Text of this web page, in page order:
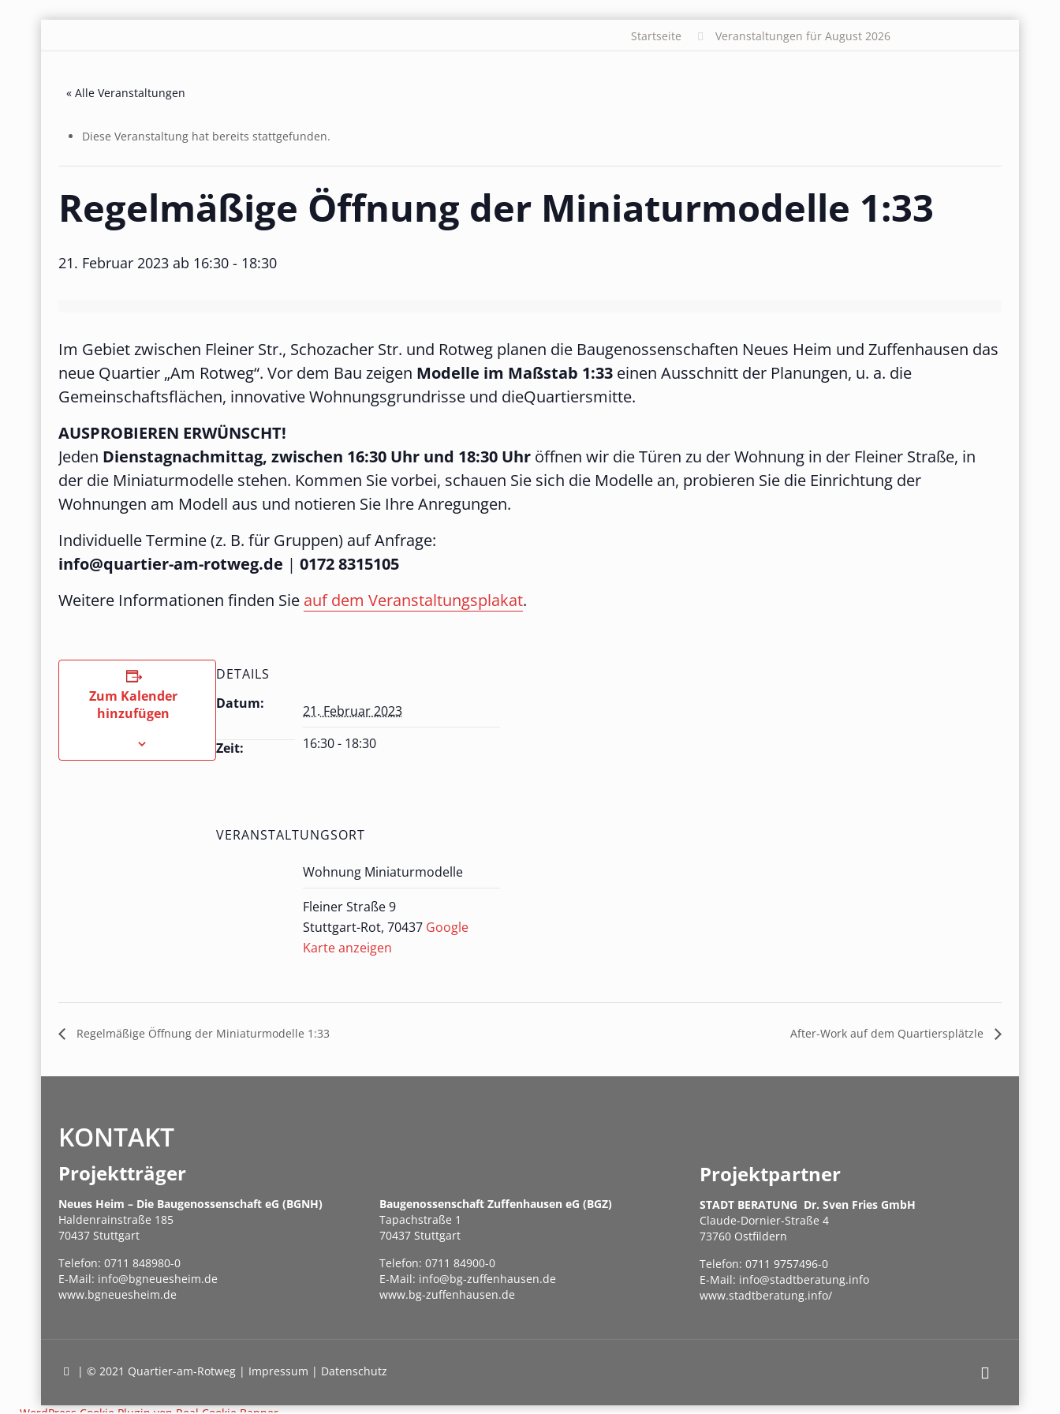
Startseite Veranstaltungen für August 2026
« Alle Veranstaltungen
Diese Veranstaltung hat bereits stattgefunden.
Regelmäßige Öffnung der Miniaturmodelle 1:33
21. Februar 2023 ab 16:30 - 18:30
Im Gebiet zwischen Fleiner Str., Schozacher Str. und Rotweg planen die Baugenossenschaften Neues Heim und Zuffenhausen das
neue Quartier „Am Rotweg“. Vor dem Bau zeigen Modelle im Maßstab 1:33 einen Ausschnitt der Planungen, u. a. die
Gemeinschaftsflächen, innovative Wohnungsgrundrisse und dieQuartiersmitte.
AUSPROBIEREN ERWÜNSCHT!
Jeden Dienstagnachmittag, zwischen 16:30 Uhr und 18:30 Uhr öffnen wir die Türen zu der Wohnung in der Fleiner Straße, in
der die Miniaturmodelle stehen. Kommen Sie vorbei, schauen Sie sich die Modelle an, probieren Sie die Einrichtung der
Wohnungen am Modell aus und notieren Sie Ihre Anregungen.
Individuelle Termine (z. B. für Gruppen) auf Anfrage:
info@quartier-am-rotweg.de |0172 8315105
Weitere Informationen finden Sie auf dem Veranstaltungsplakat.
Zum Kalender
hinzufügen
DETAILS
Datum:
21. Februar 2023
Zeit: 16:30 - 18:30
VERANSTALTUNGSORT
Wohnung Miniaturmodelle
Fleiner Straße 9
Stuttgart-Rot, 70437 Google
Karte anzeigen
Regelmäßige Öffnung der Miniaturmodelle 1:33 After-Work auf dem Quartiersplätzle
KONTAKT
Projektträger
Neues Heim – Die Baugenossenschaft eG (BGNH)
Haldenrainstraße 185
70437 Stuttgart
Telefon:0711 848980-0
E-Mail: info@bgneuesheim.de
www.bgneuesheim.de
Baugenossenschaft Zuffenhausen eG (BGZ)
Tapachstraße 1
70437 Stuttgart
Telefon: 0711 84900-0
E-Mail: info@bg-zuffenhausen.de
www.bg-zuffenhausen.de
Projektpartner
STADT BERATUNG Dr. Sven Fries GmbH
Claude-Dornier-Straße 4
73760 Ostfildern
Telefon:0711 9757496-0
E-Mail: info@stadtberatung.info
www.stadtberatung.info/
| © 2021 Quartier-am-Rotweg | Impressum | Datenschutz